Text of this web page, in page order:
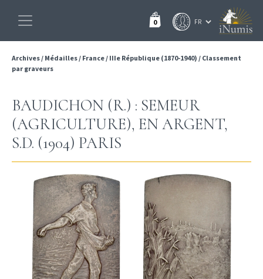
0
Archives/ Médailles/ France/ IIIe République (1870-1940) / Classement
par graveurs
BAUDICHON (R.) : SEMEUR
(AGRICULTURE), EN ARGENT,
S.D. (1904) PARIS